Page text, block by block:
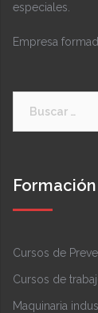
especiales.
Empresa
Formación
Cursos de
Cursos de
Maquinaria